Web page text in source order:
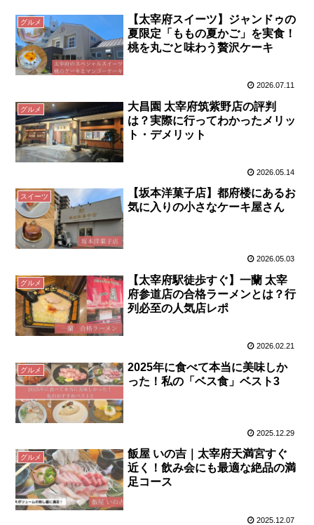
グルメ
【太宰府スイーツ】ジャンドゥの
夏限定「ももの夏かご」を実食！
桃を丸ごと味わう贅沢ケーキ
2026.07.11
グルメ
大昌園 太宰府筑紫野店の評判
は？実際に行ってわかったメリッ
ト・デメリット
2026.05.14
スイーツ
【坂本洋菓子店】都府楼にあるお
気に入りの小さなケーキ屋さん
2026.05.03
グルメ
【太宰府駅徒歩すぐ】一蘭 太宰
府参道店の合格ラーメンとは？行
列必至の人気店レポ
2026.02.21
グルメ
2025年に食べて本当に美味しか
った！私の「ベス食」ベスト3
2025.12.29
グルメ
飯屋 いの吉｜太宰府天満宮すぐ
近く！飲み会にも最適な絶品の満
足コース
2025.12.07